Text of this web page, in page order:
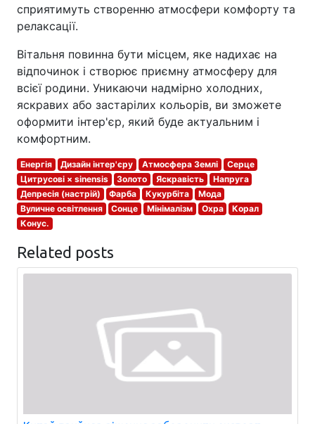
сприятимуть створенню атмосфери комфорту та
релаксації.
Вітальня повинна бути місцем, яке надихає на
відпочинок і створює приємну атмосферу для
всієї родини. Уникаючи надмірно холодних,
яскравих або застарілих кольорів, ви зможете
оформити інтер'єр, який буде актуальним і
комфортним.
Енергія Дизайн інтер'єру Атмосфера Землі
Серце
Цитрусові × sinensis
Золото Яскравість
Напруга
Депресія (настрій)
Фарба Кукурбіта
Мода
Вуличне освітлення
Сонце Мінімалізм Охра
Корал
Конус.
Related posts